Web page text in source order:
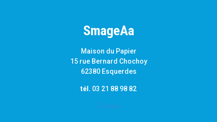
SmageAa
Maison du Papier
15 rue Bernard Chochoy
62380 Esquerdes
tél. 03 21 88 98 82
E-mail